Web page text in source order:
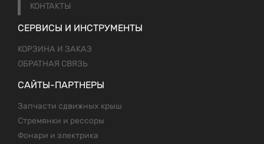
КОНТАКТЫ
СЕРВИСЫ И ИНСТРУМЕНТЫ
КОРЗИНА И ЗАКАЗ
ОБРАТНАЯ СВЯЗЬ
САЙТЫ-ПАРТНЕРЫ
Запчасти сдвижных крыш
Стремянки и рессоры
Фонари и электрика